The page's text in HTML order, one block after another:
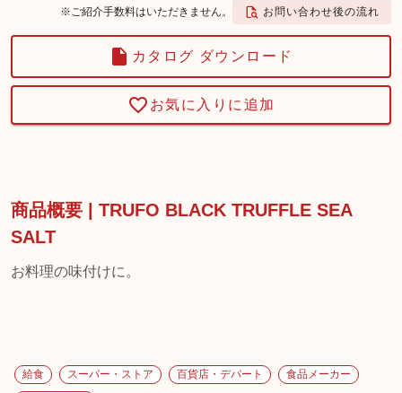
※ご紹介手数料はいただきません。 お問い合わせ後の流れ
カタログ ダウンロード
お気に入りに追加
商品概要 | TRUFO BLACK TRUFFLE SEA
SALT
お料理の味付けに。
給食 スーパー・ストア 百貨店・デパート 食品メーカー